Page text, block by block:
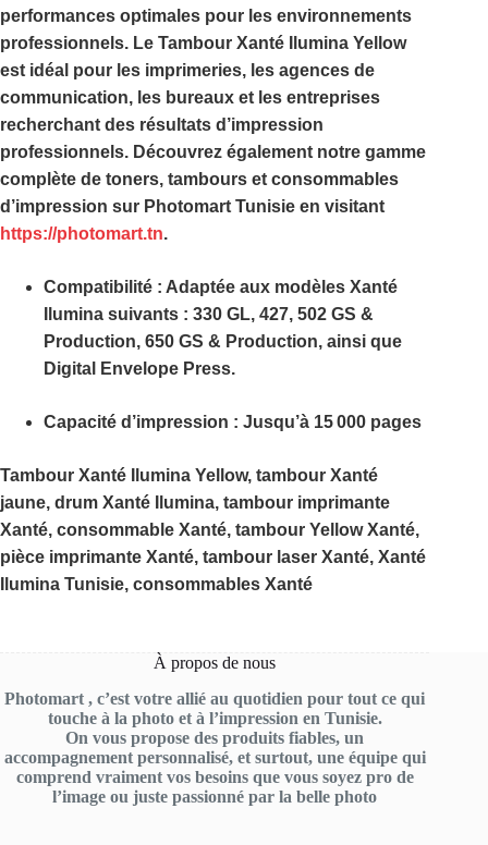
performances optimales pour les environnements
professionnels. Le Tambour Xanté Ilumina Yellow
est idéal pour les imprimeries, les agences de
communication, les bureaux et les entreprises
recherchant des résultats d’impression
professionnels. Découvrez également notre gamme
complète de toners, tambours et consommables
d’impression sur Photomart Tunisie en visitant
https://photomart.tn.
Compatibilité : Adaptée aux modèles Xanté
Ilumina suivants : 330 GL, 427, 502 GS &
Production, 650 GS & Production, ainsi que
Digital Envelope Press.
Capacité d’impression : Jusqu’à 15 000 pages
Tambour Xanté Ilumina Yellow, tambour Xanté
jaune, drum Xanté Ilumina, tambour imprimante
Xanté, consommable Xanté, tambour Yellow Xanté,
pièce imprimante Xanté, tambour laser Xanté, Xanté
Ilumina Tunisie, consommables Xanté
À propos de nous
Photomart , c’est votre allié au quotidien pour tout ce qui
touche à la photo et à l’impression en Tunisie.
On vous propose des produits fiables, un
accompagnement personnalisé, et surtout, une équipe qui
comprend vraiment vos besoins que vous soyez pro de
l’image ou juste passionné par la belle photo